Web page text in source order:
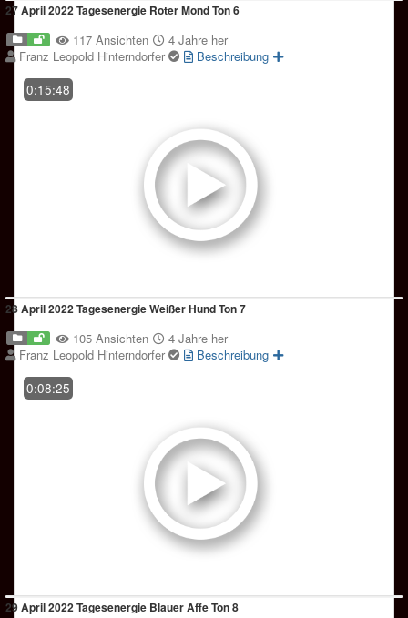
27 April 2022 Tagesenergie Roter Mond Ton 6
117 Ansichten
4 Jahre her
Franz Leopold Hinterndorfer
Beschreibung
0:15:48
28 April 2022 Tagesenergie Weißer Hund Ton 7
105 Ansichten
4 Jahre her
Franz Leopold Hinterndorfer
Beschreibung
0:08:25
29 April 2022 Tagesenergie Blauer Affe Ton 8